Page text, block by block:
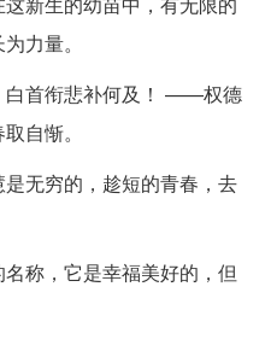
力量。
首衔悲补何及！ ——权德
自惭。
无穷的，趁短的青春，去
称，它是幸福美好的，但